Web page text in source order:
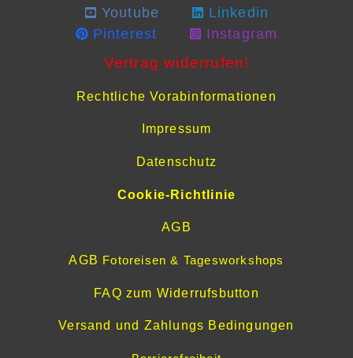
Youtube
Linkedin
Pinterest
Instagram
Vertrag widerrufen!
Rechtliche Vorabinformationen
Impressum
Datenschutz
Cookie-Richtlinie
AGB
AGB Fotoreisen & Tagesworkshops
FAQ zum Widerrufsbutton
Versand und Zahlungs Bedingungen